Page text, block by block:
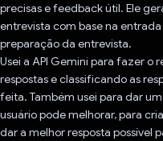
precisas e feedback útil. Ele
entrevista com base na
preparação da entrevista.
Usei a API Gemini para fazer o
respostas e classificando as
feita. Também usei para dar
usuário pode melhorar, para
dar a melhor resposta possível